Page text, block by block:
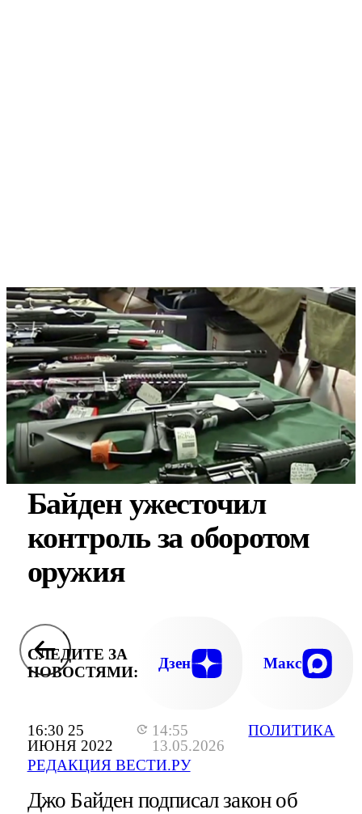
16:30 25
ИЮНЯ 2022
14:55
13.05.2026
РЕДАКЦИЯ ВЕСТИ.РУ
ПОЛИТИКА
Байден ужесточил
контроль за оборотом
оружия
СЛЕДИТЕ ЗА
НОВОСТЯМИ:
Дзен Макс
Джо Байден подписал закон об